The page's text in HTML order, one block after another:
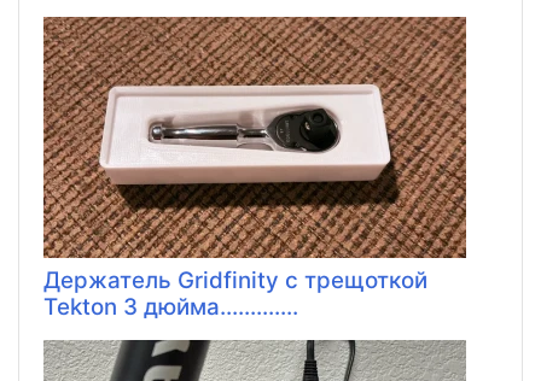
Держатель Gridfinity с трещоткой
Tekton 3 дюйма.............